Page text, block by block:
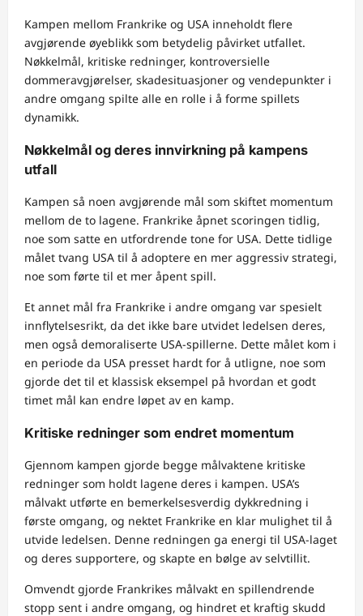
Kampen mellom Frankrike og USA inneholdt flere
avgjørende øyeblikk som betydelig påvirket utfallet.
Nøkkelmål, kritiske redninger, kontroversielle
dommeravgjørelser, skadesituasjoner og vendepunkter i
andre omgang spilte alle en rolle i å forme spillets
dynamikk.
Nøkkelmål og deres innvirkning på kampens
utfall
Kampen så noen avgjørende mål som skiftet momentum
mellom de to lagene. Frankrike åpnet scoringen tidlig,
noe som satte en utfordrende tone for USA. Dette tidlige
målet tvang USA til å adoptere en mer aggressiv strategi,
noe som førte til et mer åpent spill.
Et annet mål fra Frankrike i andre omgang var spesielt
innflytelsesrikt, da det ikke bare utvidet ledelsen deres,
men også demoraliserte USA-spillerne. Dette målet kom i
en periode da USA presset hardt for å utligne, noe som
gjorde det til et klassisk eksempel på hvordan et godt
timet mål kan endre løpet av en kamp.
Kritiske redninger som endret momentum
Gjennom kampen gjorde begge målvaktene kritiske
redninger som holdt lagene deres i kampen. USA’s
målvakt utførte en bemerkelsesverdig dykkredning i
første omgang, og nektet Frankrike en klar mulighet til å
utvide ledelsen. Denne redningen ga energi til USA-laget
og deres supportere, og skapte en bølge av selvtillit.
Omvendt gjorde Frankrikes målvakt en spillendrende
stopp sent i andre omgang, og hindret et kraftig skudd